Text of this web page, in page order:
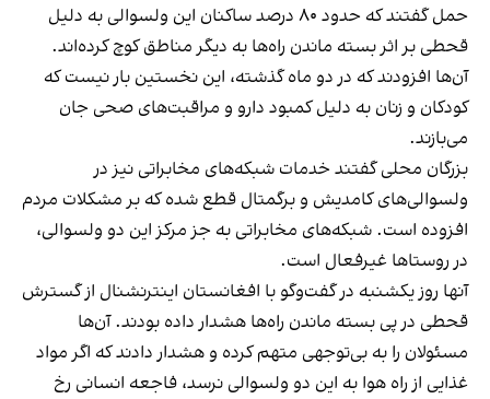
حمل گفتند که حدود ۸۰ درصد ساکنان این ولسوالی به دلیل
قحطی بر اثر بسته ماندن راه‌ها به دیگر مناطق کوچ کرده‌اند.
آن‌ها افزودند که در دو ماه گذشته، این نخستین بار نیست که
کودکان و زنان به دلیل کمبود دارو و مراقبت‌های صحی جان
می‌بازند.
بزرگان محلی گفتند خدمات شبکه‌های مخابراتی نیز در
ولسوالی‌های کامدیش و برگمتال قطع شده که بر مشکلات مردم
افزوده است. شبکه‌های مخابراتی به جز مرکز این دو ولسوالی،
در روستاها غیرفعال است.
آنها روز یکشنبه در گفت‌وگو با افغانستان اینترنشنال از گسترش
قحطی در پی بسته ماندن راه‌ها هشدار داده بودند. آن‌ها
مسئولان را به بی‌توجهی متهم کرده و هشدار دادند که اگر مواد
غذایی از راه هوا به این دو ولسوالی نرسد، فاجعه انسانی رخ